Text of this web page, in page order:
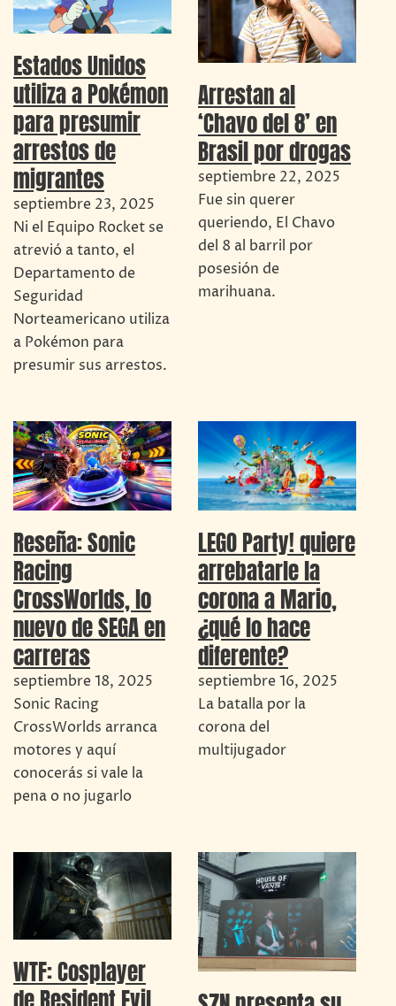
Estados Unidos
utiliza a Pokémon
para presumir
arrestos de
migrantes
septiembre 23, 2025
Ni el Equipo Rocket se
atrevió a tanto, el
Departamento de
Seguridad
Norteamericano utiliza
a Pokémon para
presumir sus arrestos.
Arrestan al
‘Chavo del 8’ en
Brasil por drogas
septiembre 22, 2025
Fue sin querer
queriendo, El Chavo
del 8 al barril por
posesión de
marihuana.
Reseña: Sonic
Racing
CrossWorlds, lo
nuevo de SEGA en
carreras
septiembre 18, 2025
Sonic Racing
CrossWorlds arranca
motores y aquí
conocerás si vale la
pena o no jugarlo
LEGO Party! quiere
arrebatarle la
corona a Mario,
¿qué lo hace
diferente?
septiembre 16, 2025
La batalla por la
corona del
multijugador
WTF: Cosplayer